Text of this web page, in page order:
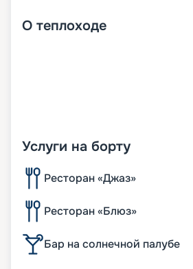
О теплоходе
Услуги на борту
Ресторан «Джаз»
Ресторан «Блюз»
Бар на солнечной палубе